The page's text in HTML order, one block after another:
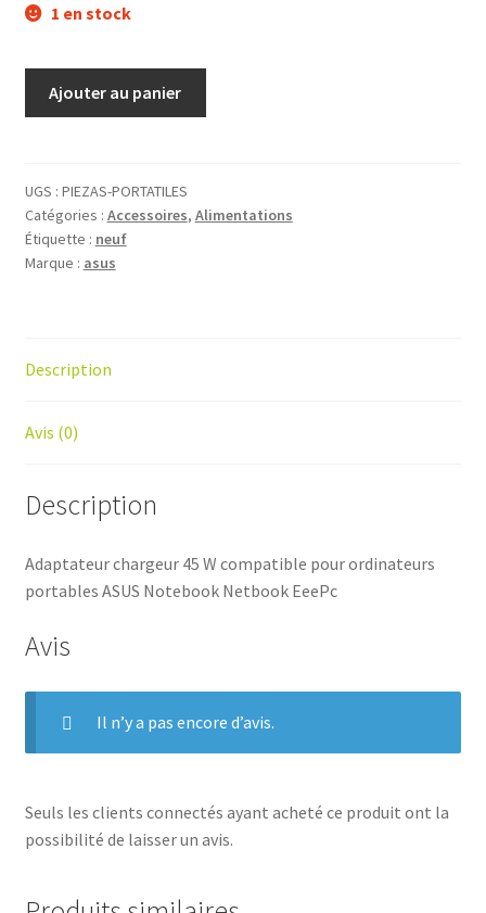
1 en stock
Ajouter au panier
UGS : ‎PIEZAS-PORTATILES
Catégories : Accessoires, Alimentations
Étiquette : neuf
Marque : asus
Description
Avis (0)
Description
Adaptateur chargeur 45 W compatible pour ordinateurs
portables ASUS Notebook Netbook EeePc
Avis
Il n’y a pas encore d’avis.
Seuls les clients connectés ayant acheté ce produit ont la
possibilité de laisser un avis.